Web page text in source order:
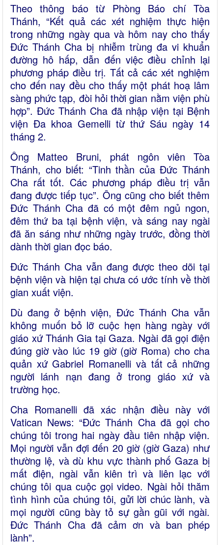
Theo thông báo từ Phòng Báo chí Tòa
Thánh, “Kết quả các xét nghiệm thực hiện
trong những ngày qua và hôm nay cho thấy
Đức Thánh Cha bị nhiễm trùng đa vi khuẩn
đường hô hấp, dẫn đến việc điều chỉnh lại
phương pháp điều trị. Tất cả các xét nghiệm
cho đến nay đều cho thấy một phát hoạ lâm
sàng phức tạp, đòi hỏi thời gian nằm viện phù
hợp”. Đức Thánh Cha đã nhập viện tại Bệnh
viện Đa khoa Gemelli từ thứ Sáu ngày 14
tháng 2.
Ông Matteo Bruni, phát ngôn viên Tòa
Thánh, cho biết: “Tinh thần của Đức Thánh
Cha rất tốt. Các phương pháp điều trị vẫn
đang được tiếp tục”. Ông cũng cho biết thêm
Đức Thánh Cha đã có một đêm ngủ ngon,
đêm thứ ba tại bệnh viện, và sáng nay ngài
đã ăn sáng như những ngày trước, đồng thời
dành thời gian đọc báo.
Đức Thánh Cha vẫn đang được theo dõi tại
bệnh viện và hiện tại chưa có ước tính về thời
gian xuất viện.
Dù đang ở bệnh viện, Đức Thánh Cha vẫn
không muốn bỏ lỡ cuộc hẹn hàng ngày với
giáo xứ Thánh Gia tại Gaza. Ngài đã gọi điện
đúng giờ vào lúc 19 giờ (giờ Roma) cho cha
quản xứ Gabriel Romanelli và tất cả những
người lánh nạn đang ở trong giáo xứ và
trường học.
Cha Romanelli đã xác nhận điều này với
Vatican News: “Đức Thánh Cha đã gọi cho
chúng tôi trong hai ngày đầu tiên nhập viện.
Mọi người vẫn đợi đến 20 giờ (giờ Gaza) như
thường lệ, và dù khu vực thành phố Gaza bị
mất điện, ngài vẫn kiên trì và liên lạc với
chúng tôi qua cuộc gọi video. Ngài hỏi thăm
tình hình của chúng tôi, gửi lời chúc lành, và
mọi người cũng bày tỏ sự gần gũi với ngài.
Đức Thánh Cha đã cảm ơn và ban phép
lành”.